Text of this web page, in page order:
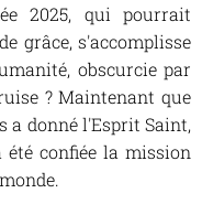
2025, qui pourrait
grâce, s'accomplisse
obscurcie par
? Maintenant que
a donné l'Esprit Saint,
confiée la mission